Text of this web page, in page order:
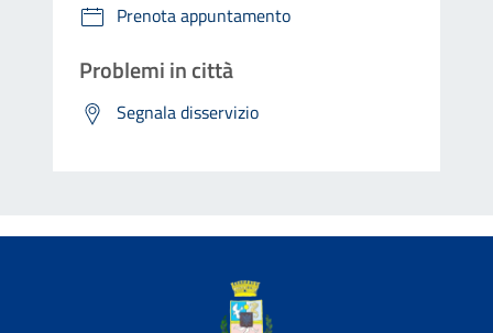
Prenota appuntamento
Problemi in città
Segnala disservizio